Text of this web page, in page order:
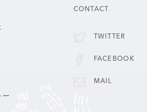
ー
CONTACT
TWITTER
FACEBOOK
MAIL